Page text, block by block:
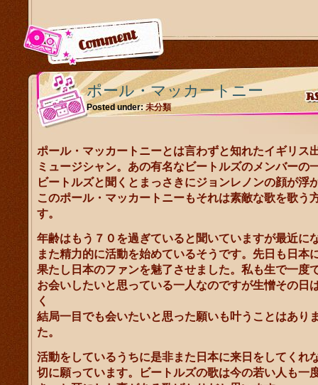
ポール・マッカートニー
Posted under:未分類
ポール・マッカートニーとは言わずと知れたイギリス
ミュージシャン。あの有名なビートルズのメンバーの
ビートルズと聞くとまっさきにジョンレノンの顔が浮
このポール・マッカートニーもそれは素敵な歌を歌う
す。
年齢はもう７０を過ぎていると聞いていますが最近に
また精力的に活動を始めているそうです。先日も日本
果たし日本のファンを魅了させました。私も生で一度
お会いしたいと思っている一人なのですが生憎その日
く
結局一目でも会いたいと思った願いも叶うことはあり
た。
活動をしているうちに是非また日本に来日をしてくれ
切に願っています。ビートルズの歌は今の若い人も一